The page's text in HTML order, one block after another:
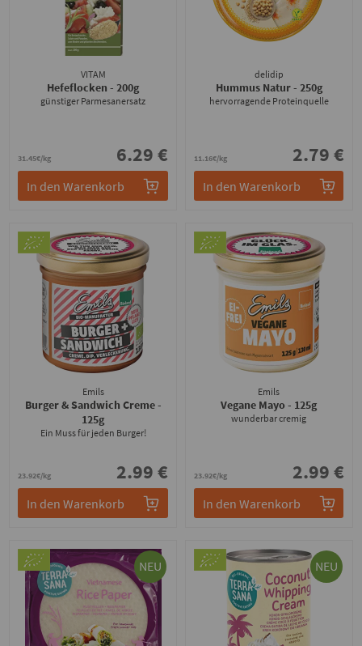
VITAM
Hefeflocken- 200g
günstiger Parmesanersatz
31.45€/kg 6.29 €
In den Warenkorb
delidip
Hummus Natur- 250g
hervorragende Proteinquelle
11.16€/kg 2.79 €
In den Warenkorb
Emils
Burger & Sandwich Creme-
125g
Ein Muss für jeden Burger!
23.92€/kg 2.99 €
In den Warenkorb
Emils
Vegane Mayo- 125g
wunderbar cremig
23.92€/kg 2.99 €
In den Warenkorb
NEU NEU